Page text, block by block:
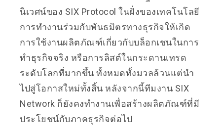
นิเวศน์ของ SIX Protocol ในฝั่งของเทคโนโลยี
การทำงานร่วมกับพันธมิตรทางธุรกิจให้เกิด
การใช้งานผลิตภัณฑ์เกี่ยวกับบล็อกเชนในการ
ทำธุรกิจจริง หรือการลิสต์ในกระดานเทรด
ระดับโลกที่มากขึ้น ทั้งหมดทั้งมวลล้วนแต่นำ
ไปสู่โอกาสใหม่ทั้งสิ้น หลังจากนี้ทีมงาน SIX
Network ก็ยังคงทำงานเพื่อสร้างผลิตภัณฑ์ที่มี
ประโยชน์กับภาคธุรกิจต่อไป